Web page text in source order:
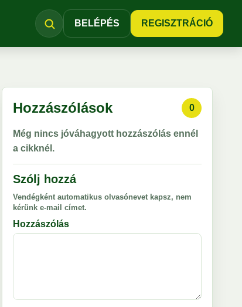
BELÉPÉS REGISZTRÁCIÓ
Hozzászólások 0
Még nincs jóváhagyott hozzászólás ennél
a cikknél.
Szólj hozzá
Vendégként automatikus olvasónevet kapsz, nem
kérünk e-mail címet.
Hozzászólás